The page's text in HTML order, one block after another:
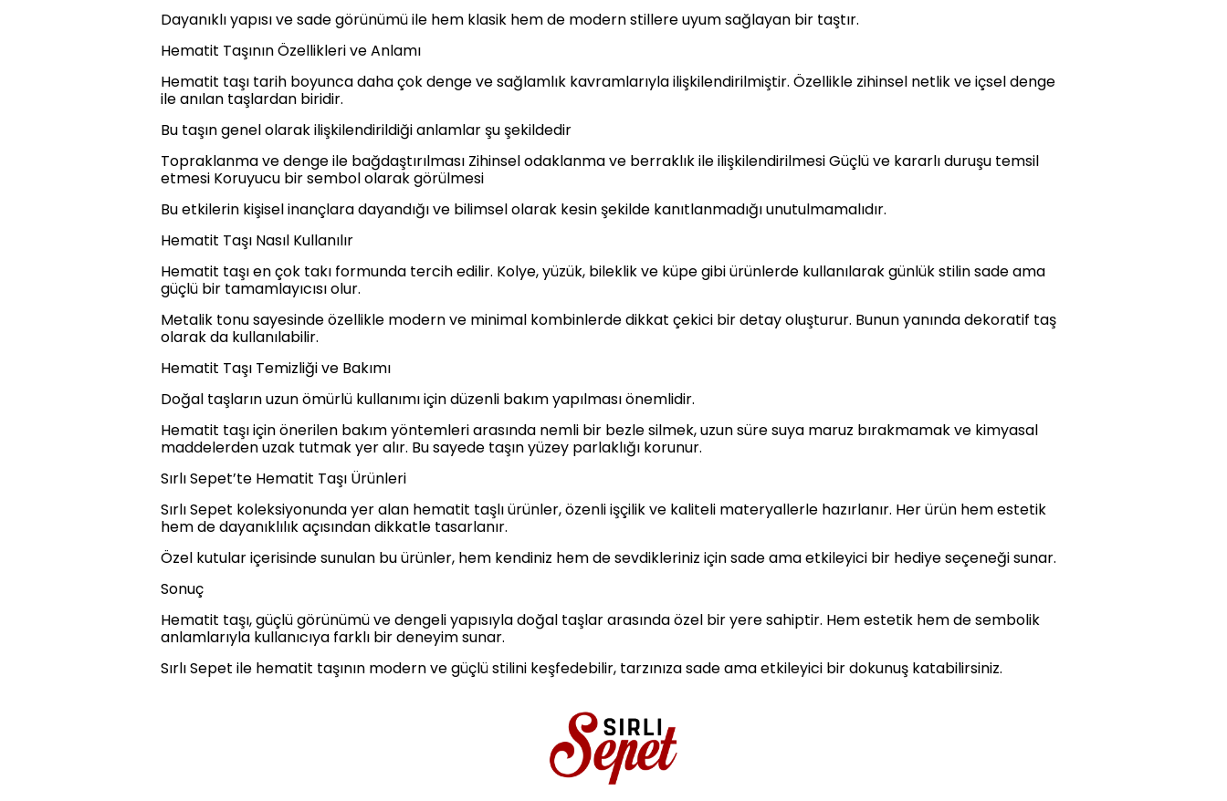
Dayanıklı yapısı ve sade görünümü ile hem klasik hem de modern stillere uyum sağlayan bir taştır.
Hematit Taşının Özellikleri ve Anlamı
Hematit taşı tarih boyunca daha çok denge ve sağlamlık kavramlarıyla ilişkilendirilmiştir. Özellikle zihinsel netlik ve içsel denge
ile anılan taşlardan biridir.
Bu taşın genel olarak ilişkilendirildiği anlamlar şu şekildedir
Topraklanma ve denge ile bağdaştırılması Zihinsel odaklanma ve berraklık ile ilişkilendirilmesi Güçlü ve kararlı duruşu temsil
etmesi Koruyucu bir sembol olarak görülmesi
Bu etkilerin kişisel inançlara dayandığı ve bilimsel olarak kesin şekilde kanıtlanmadığı unutulmamalıdır.
Hematit Taşı Nasıl Kullanılır
Hematit taşı en çok takı formunda tercih edilir. Kolye, yüzük, bileklik ve küpe gibi ürünlerde kullanılarak günlük stilin sade ama
güçlü bir tamamlayıcısı olur.
Metalik tonu sayesinde özellikle modern ve minimal kombinlerde dikkat çekici bir detay oluşturur. Bunun yanında dekoratif taş
olarak da kullanılabilir.
Hematit Taşı Temizliği ve Bakımı
Doğal taşların uzun ömürlü kullanımı için düzenli bakım yapılması önemlidir.
Hematit taşı için önerilen bakım yöntemleri arasında nemli bir bezle silmek, uzun süre suya maruz bırakmamak ve kimyasal
maddelerden uzak tutmak yer alır. Bu sayede taşın yüzey parlaklığı korunur.
Sırlı Sepet’te Hematit Taşı Ürünleri
Sırlı Sepet koleksiyonunda yer alan hematit taşlı ürünler, özenli işçilik ve kaliteli materyallerle hazırlanır. Her ürün hem estetik
hem de dayanıklılık açısından dikkatle tasarlanır.
Özel kutular içerisinde sunulan bu ürünler, hem kendiniz hem de sevdikleriniz için sade ama etkileyici bir hediye seçeneği sunar.
Sonuç
Hematit taşı, güçlü görünümü ve dengeli yapısıyla doğal taşlar arasında özel bir yere sahiptir. Hem estetik hem de sembolik
anlamlarıyla kullanıcıya farklı bir deneyim sunar.
Sırlı Sepet ile hematit taşının modern ve güçlü stilini keşfedebilir, tarzınıza sade ama etkileyici bir dokunuş katabilirsiniz.